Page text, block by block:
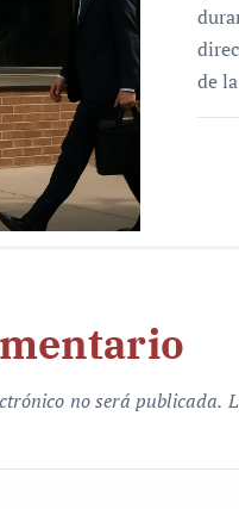
de
no será publicada.